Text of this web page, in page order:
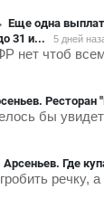
Еще одна
31 и...
5 дней
нет чтоб
Ресторан
бы
Арсеньев. Где
речку,